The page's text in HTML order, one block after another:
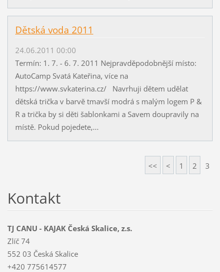
Dětská voda 2011
24.06.2011 00:00
Termín: 1. 7. - 6. 7. 2011 Nejpravděpodobnější místo:
AutoCamp Svatá Kateřina, více na
https://www.svkaterina.cz/ Navrhuji dětem udělat
dětská trička v barvě tmavší modrá s malým logem P &
R a trička by si děti šablonkami a Savem doupravily na
místě. Pokud pojedete,...
<< < 1 2 3
Kontakt
TJ CANU - KAJAK Česká Skalice, z.s.
Zlíč 74
552 03 Česká Skalice
+420 775614577